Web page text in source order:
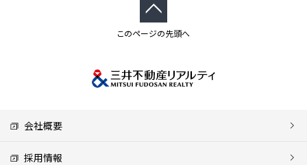
このページの先頭へ
会社概要
採用情報